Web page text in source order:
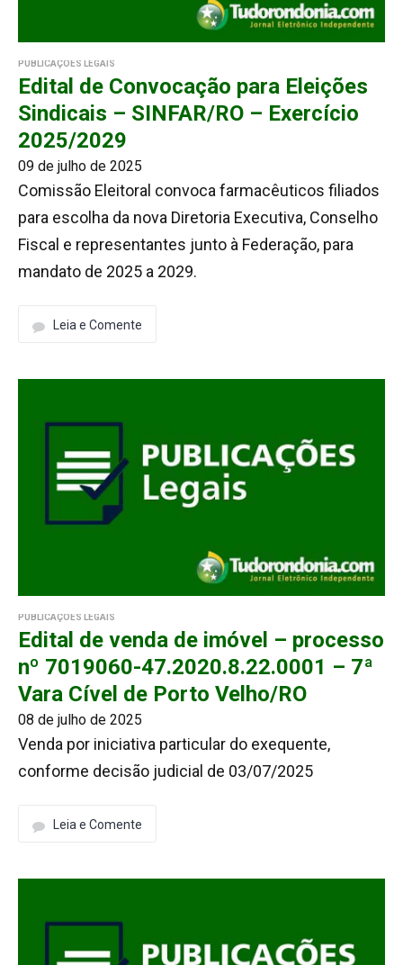
PUBLICAÇÕES LEGAIS
Edital de Convocação para Eleições
Sindicais – SINFAR/RO – Exercício
2025/2029
09 de julho de 2025
Comissão Eleitoral convoca farmacêuticos filiados
para escolha da nova Diretoria Executiva, Conselho
Fiscal e representantes junto à Federação, para
mandato de 2025 a 2029.
Leia e Comente
PUBLICAÇÕES LEGAIS
Edital de venda de imóvel – processo
nº 7019060-47.2020.8.22.0001 – 7ª
Vara Cível de Porto Velho/RO
08 de julho de 2025
Venda por iniciativa particular do exequente,
conforme decisão judicial de 03/07/2025
Leia e Comente